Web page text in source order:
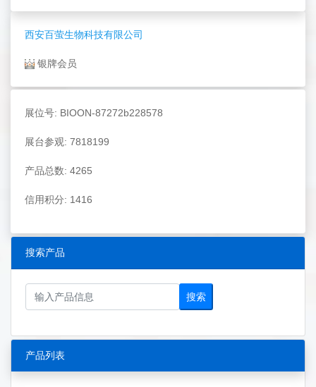
西安百萤生物科技有限公司
银牌会员
展位号: BIOON-87272b228578
展台参观: 7818199
产品总数: 4265
信用积分: 1416
搜索产品
搜索
产品列表